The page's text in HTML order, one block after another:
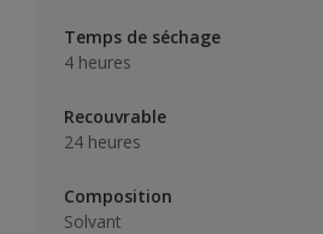
Temps de séchage
4 heures
Recouvrable
24 heures
Composition
Solvant